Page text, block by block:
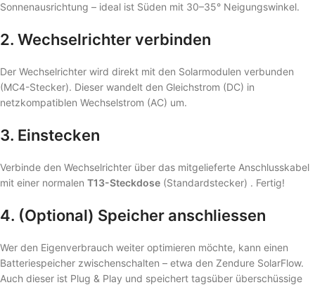
Sonnenausrichtung – ideal ist Süden mit 30–35° Neigungswinkel.
2. Wechselrichter verbinden
Der Wechselrichter wird direkt mit den Solarmodulen verbunden
(MC4-Stecker). Dieser wandelt den Gleichstrom (DC) in
netzkompatiblen Wechselstrom (AC) um.
3. Einstecken
Verbinde den Wechselrichter über das mitgelieferte Anschlusskabel
mit einer normalen T13-Steckdose (Standardstecker) . Fertig!
4. (Optional) Speicher anschliessen
Wer den Eigenverbrauch weiter optimieren möchte, kann einen
Batteriespeicher zwischenschalten – etwa den Zendure SolarFlow.
Auch dieser ist Plug & Play und speichert tagsüber überschüssige